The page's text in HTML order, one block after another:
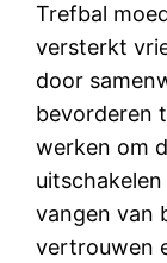
Trefbal
versterkt
door
bevorderen
werken om
vangen van
vertrouwen